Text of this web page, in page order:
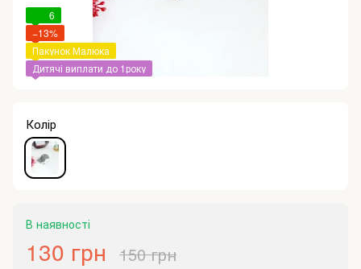
6
−13%
Пакунок Малюка
Дитячі виплати до 1року
Колір
В наявності
130 грн 150 грн